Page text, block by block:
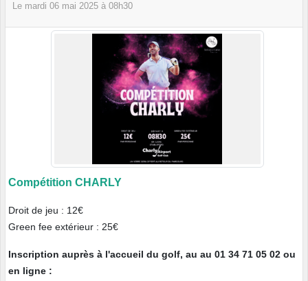
Le mardi 06 mai 2025 à 08h30
Compétition CHARLY
Droit de jeu : 12€
Green fee extérieur : 25€
Inscription auprès à l'accueil du golf, au au 01 34 71 05 02 ou
en ligne :